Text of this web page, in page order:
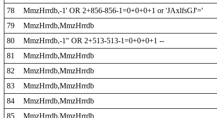
78
MmzHrrdb,-1' OR 2+856-856-1=0+0+0+1 or 'JAxlfsGJ'='
79
MmzHrrdb,MmzHrrdb
80
MmzHrrdb,-1" OR 2+513-513-1=0+0+0+1 --
81
MmzHrrdb,MmzHrrdb
82
MmzHrrdb,MmzHrrdb
83
MmzHrrdb,MmzHrrdb
84
MmzHrrdb,MmzHrrdb
85
MmzHrrdb,MmzHrrdb